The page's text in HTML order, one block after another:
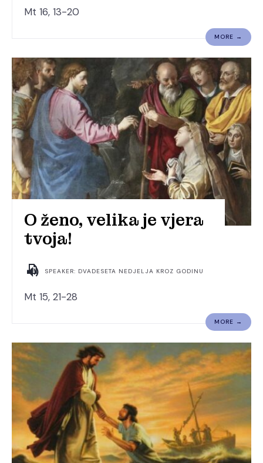
Mt 16, 13-20
MORE →
O ženo, velika je vjera
tvoja!
SPEAKER: DVADESETA NEDJELJA KROZ GODINU
Mt 15, 21-28
MORE →